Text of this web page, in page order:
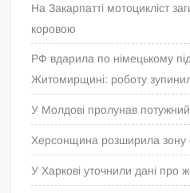
На Закарпатті мотоцикліст
коровою
РФ вдарила по німецькому
Житомирщині: роботу
У Молдові пролунав
Херсонщина розширила зону
У Харкові уточнили дані про